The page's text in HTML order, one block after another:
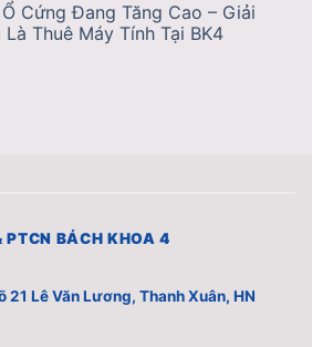
Cứng Đang Tăng Cao – Giải
Là Thuê Máy Tính Tại BK4
PTCN BÁCH KHOA 4
21 Lê Văn Lương, Thanh Xuân, HN